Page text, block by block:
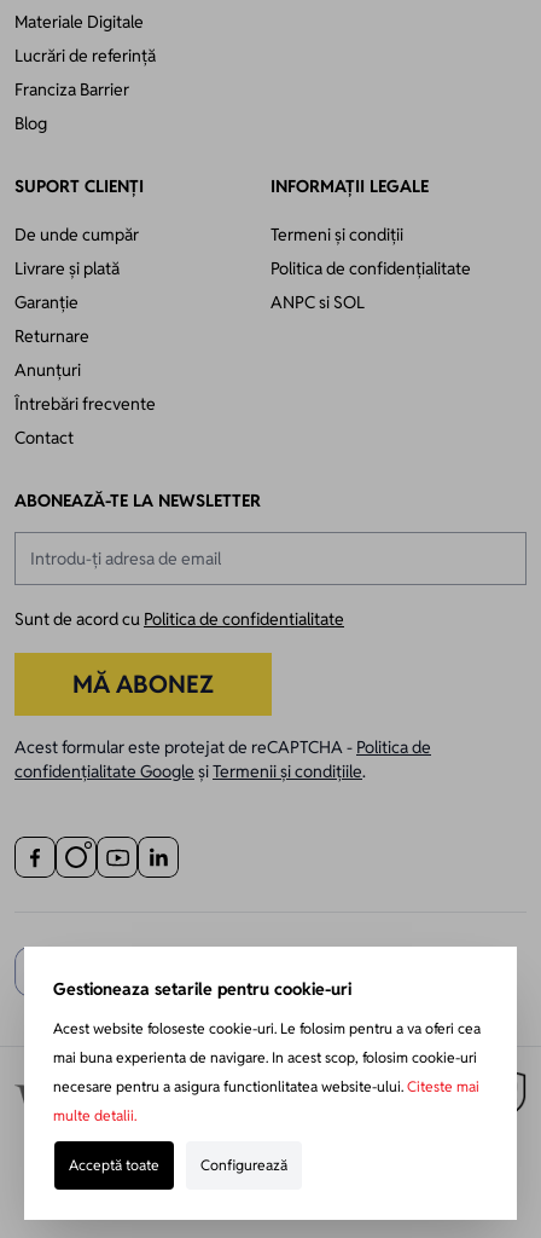
Materiale Digitale
Lucrări de referință
Franciza Barrier
Blog
SUPORT CLIENȚI
De unde cumpăr
Livrare și plată
Garanție
Returnare
Anunțuri
Întrebări frecvente
Contact
INFORMAȚII LEGALE
Termeni și condiții
Politica de confidențialitate
ANPCsi SOL
ABONEAZĂ-TE LA NEWSLETTER
Sunt de acord cu Politica de confidentialitate
MĂ ABONEZ
Acest formular este protejat de reCAPTCHA - Politica de
confidențialitate Google șiTermenii și condițiile.
Gestioneaza setarile pentru cookie-uri
Acest website foloseste cookie-uri. Le folosim pentru a va oferi cea
mai buna experienta de navigare. In acest scop, folosim cookie-uri
necesare pentru a asigura functionlitatea website-ului. Citeste mai
multe detalii.
Acceptă toate Configurează